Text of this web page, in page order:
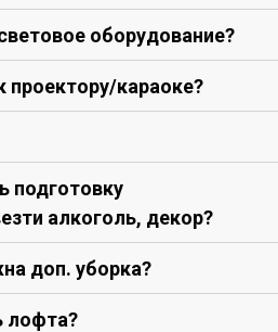
оборудование?
проектору/караоке?
подготовку
алкоголь, декор?
доп. уборка?
лофта?